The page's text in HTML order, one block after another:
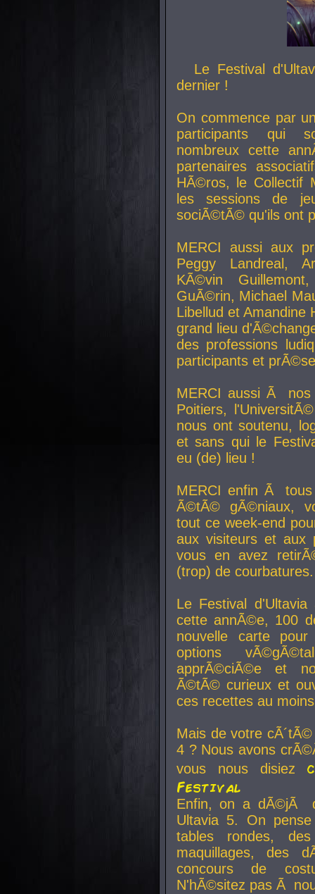
Le Festival
dernier !
On commence par
participants qui
nombreux cette
partenaires
HÃ©ros, le Collectif
les sessions de
sociÃ©tÃ© qu'ils ont
MERCI aussi aux
Peggy Landreal,
KÃ©vin
GuÃ©rin, Michael
Libellud et Amandine
grand lieu
des professions
participants et
MERCI aussi Ã nos
Poitiers,
nous ont soutenu,
et sans qui le
eu (de) lieu !
MERCI enfin Ã
Ã©tÃ© gÃ©niaux,
tout ce week-end
aux visiteurs et aux
vous en avez
(trop) de courbatures.
Le Festival
cette annÃ©e, 100
nouvelle carte
options
apprÃ©ciÃ©e et
Ã©tÃ© curieux et
ces recettes au
Mais de votre
4 ? Nous avons
vous nous disiez
Festival
Enfin, on a dÃ©jÃ
Ultavia 5. On
tables rondes,
maquillages, des
concours de
N'hÃ©sitez pas Ã